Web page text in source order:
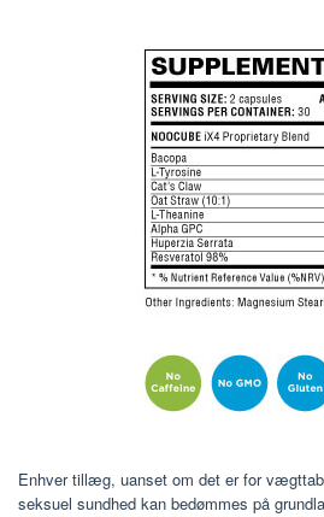
Enhver tillæg, uanset om det er for
seksuel sundhed kan bedømmes på